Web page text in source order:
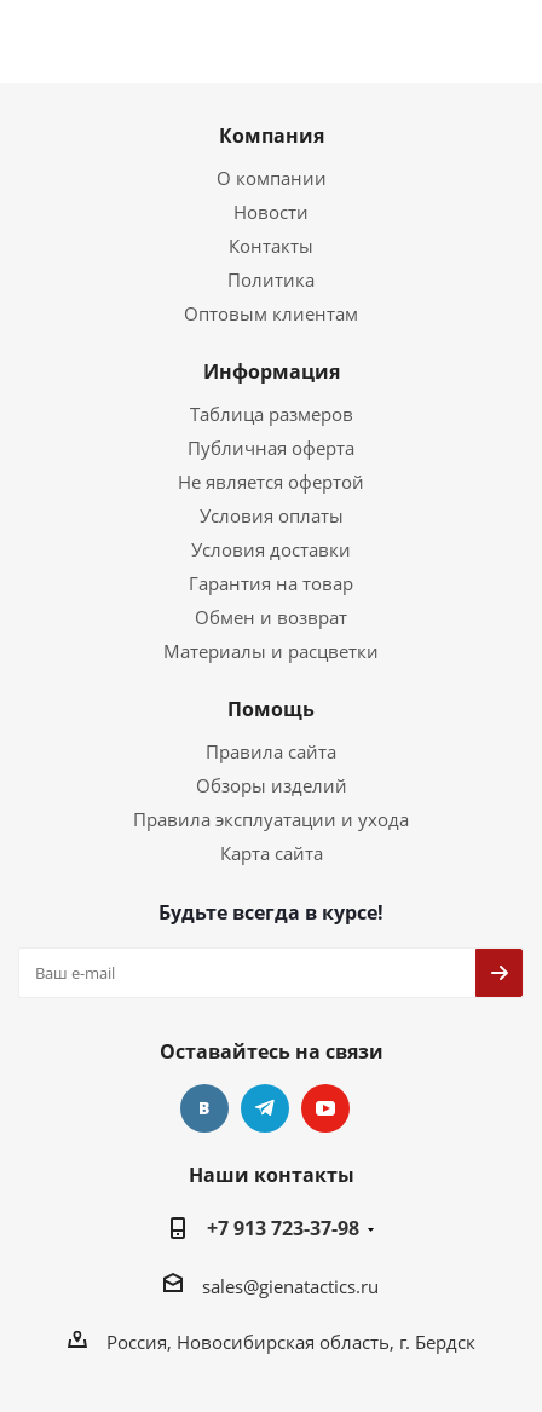
Компания
О компании
Новости
Контакты
Политика
Оптовым клиентам
Информация
Таблица размеров
Публичная оферта
Не является офертой
Условия оплаты
Условия доставки
Гарантия на товар
Обмен и возврат
Материалы и расцветки
Помощь
Правила сайта
Обзоры изделий
Правила эксплуатации и ухода
Карта сайта
Будьте всегда в курсе!
Оставайтесь на связи
Наши контакты
+7 913 723-37-98
sales@gienatactics.ru
Россия, Новосибирская область, г. Бердск